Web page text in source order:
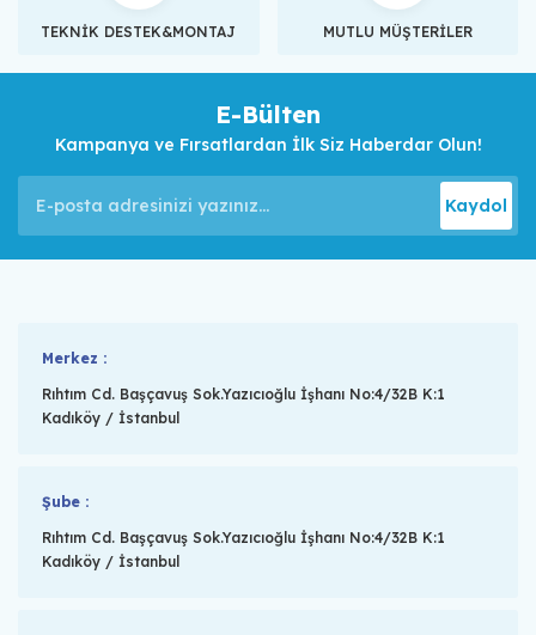
TEKNİK DESTEK&MONTAJ MUTLU MÜŞTERİLER
E-Bülten
Kampanya ve Fırsatlardan İlk Siz Haberdar Olun!
Kaydol
Merkez :
Rıhtım Cd. Başçavuş Sok.Yazıcıoğlu İşhanı No:4/32B K:1
Kadıköy / İstanbul
Şube :
Rıhtım Cd. Başçavuş Sok.Yazıcıoğlu İşhanı No:4/32B K:1
Kadıköy / İstanbul